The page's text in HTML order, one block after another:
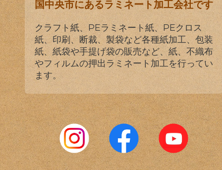
国中央市にあるラミネート加工会社です
クラフト紙、PEラミネート紙、PEクロス
紙、印刷、断裁、製袋など各種紙加工、包装
紙、紙袋や手提げ袋の販売など、紙、不織布
やフィルムの押出ラミネート加工を行ってい
ます。